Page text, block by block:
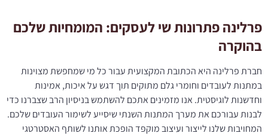
פרלינה פתרונות שי לעסקים: המומחיות שלכם
בהוקרה
חברת פרלינה היא הכתובת המקצועית עבור כל מי שמחפשת מצוינות
במתנות לעובדים וחומרי גלם מתוקים תוך דגש על איכות, אמינות
וחדשנות לוגיסטית. אנו מזמינים אתכם להשתמש בניסיון הרב שצברנו כדי
לבנות עבורכם את מערך המתנות השנתי שיסייע לשימור העובדים שלכם.
המחויבות שלנו לייצור ועיצוב מוקפד הופכת אותנו לשותף האסטרטגי